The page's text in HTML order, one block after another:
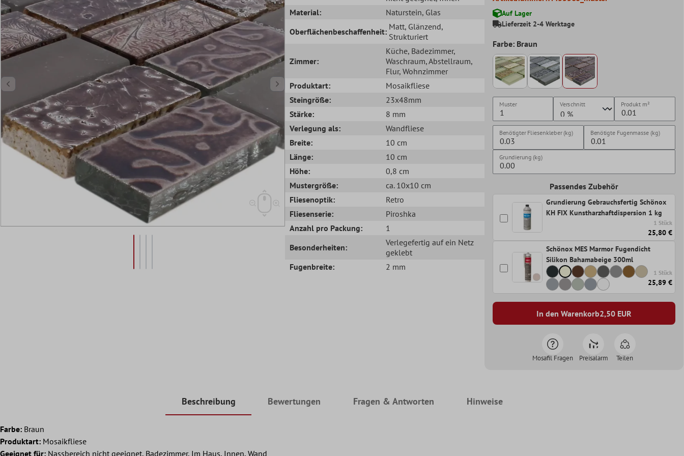
Material:
Naturstein, Glas
Oberflächenbeschaffenheit: Matt, Glänzend,
Strukturiert
Zimmer:
Küche, Badezimmer,
Waschraum, Abstellraum,
Flur, Wohnzimmer
Produktart:
Mosaikfliese
Steingröße:
23x48mm
Stärke:
8 mm
Verlegung als:
Wandfliese
Breite:
10 cm
Länge:
10 cm
Höhe:
0,8 cm
Mustergröße:
ca. 10x10 cm
Fliesenoptik:
Retro
Fliesenserie:
Piroshka
Anzahl pro Packung:
1
Besonderheiten:
Verlegefertig auf ein Netz
geklebt
Fugenbreite:
2 mm
Auf Lager
Lieferzeit 2-4 Werktage
Farbe: Braun
Muster Verschnitt Produkt m²
Benötigter Fliesenkleber (kg) Benötigte Fugenmasse (kg)
Grundierung (kg)
Passendes Zubehör
Grundierung Gebrauchsfertig Schönox
KH FIX Kunstharzhaftdispersion 1 kg
1 Stück
25,80 €
Schönox MES Marmor Fugendicht
Silikon Bahamabeige 300ml
1 Stück
25,89 €
In den Warenkorb2,50EUR
Mosafil Fragen Preisalarm Teilen
Beschreibung Bewertungen Fragen & Antworten Hinweise
Farbe: Braun
Produktart: Mosaikfliese
Geeignet für: Nassbereich nicht geeignet, Badezimmer, Im Haus, Innen, Wand